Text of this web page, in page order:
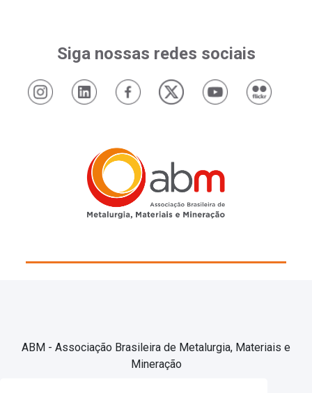
Siga nossas redes sociais
ABM - Associação Brasileira de Metalurgia, Materiais e
Mineração